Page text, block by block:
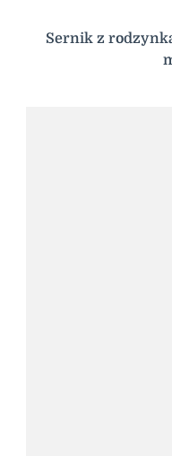
Sernik z